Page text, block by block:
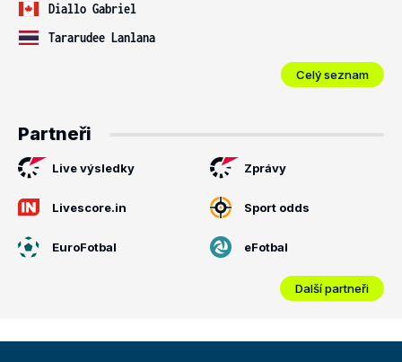
Diallo Gabriel
Tararudee Lanlana
Celý seznam
Partneři
Live výsledky Zprávy
Livescore.in Sport odds
EuroFotbal eFotbal
Další partneři